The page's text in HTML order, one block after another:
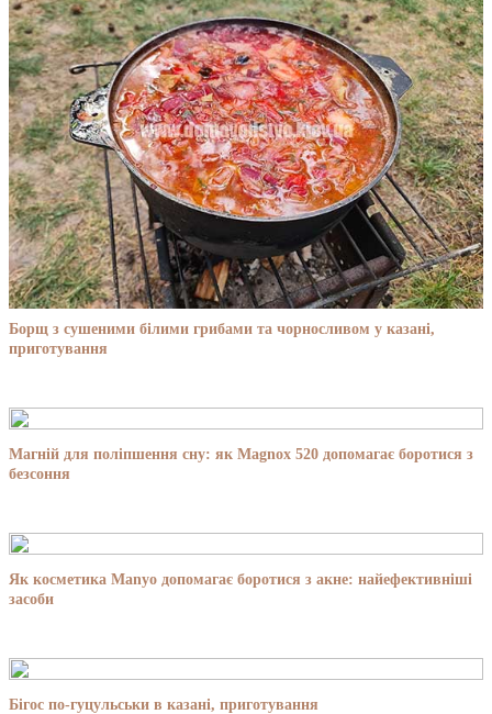
Борщ з сушеними білими грибами та чорносливом у казані,
приготування
Магній для поліпшення сну: як Magnox 520 допомагає боротися з
безсоння
Як косметика Manyo допомагає боротися з акне: найефективніші
засоби
Бігос по-гуцульськи в казані, приготування